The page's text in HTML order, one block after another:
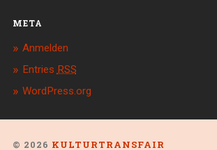
META
Anmelden
Entries RSS
WordPress.org
© 2026 KULTURTRANSFAIR